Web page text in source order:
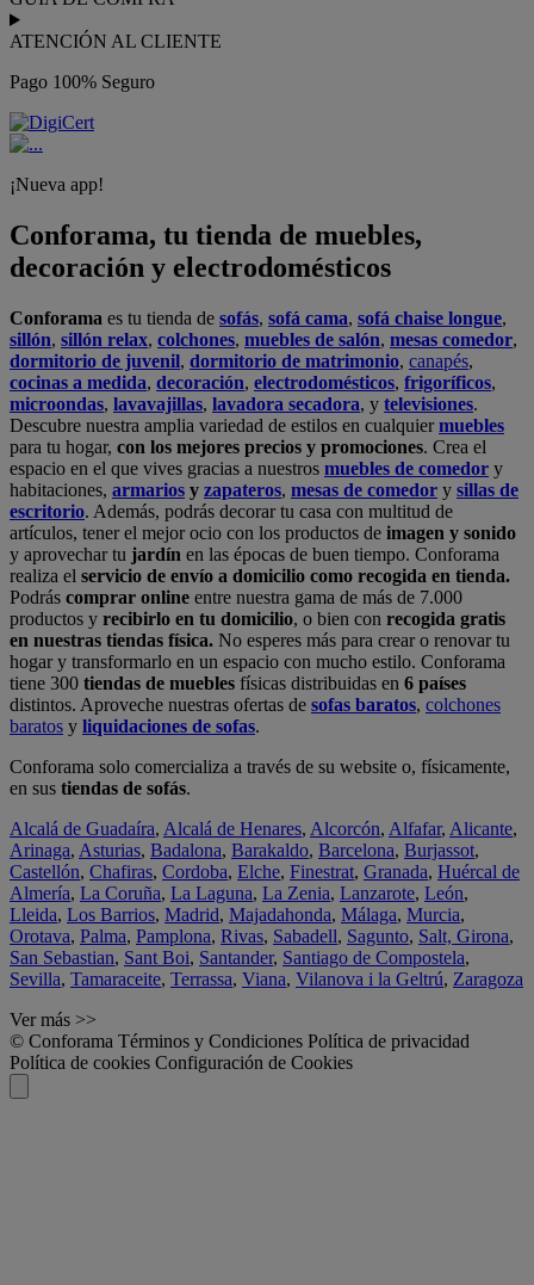
ATENCIÓN AL CLIENTE
Pago 100% Seguro
¡Nueva app!
Conforama, tu tienda de muebles,
decoración y electrodomésticos
Conforama es tu tienda de sofás, sofá cama, sofá chaise longue,
sillón, sillón relax, colchones, muebles de salón, mesas comedor,
dormitorio de juvenil, dormitorio de matrimonio, canapés,
cocinas a medida, decoración, electrodomésticos, frigoríficos,
microondas, lavavajillas, lavadora secadora, y televisiones.
Descubre nuestra amplia variedad de estilos en cualquiermuebles
para tu hogar, con los mejores precios y promociones. Crea el
espacio en el que vives gracias a nuestros muebles de comedor y
habitaciones, armarios y zapateros, mesas de comedor y sillas de
escritorio. Además, podrás decorar tu casa con multitud de
artículos, tener el mejor ocio con los productos de imagen y sonido
y aprovechar tu jardín en las épocas de buen tiempo. Conforama
realiza el servicio de envío a domicilio como recogida en tienda.
Podrás comprar online entre nuestra gama de más de 7.000
productos y recibirlo en tu domicilio, o bien con recogida gratis
en nuestras tiendas física. No esperes más para crear o renovar tu
hogar y transformarlo en un espacio con mucho estilo. Conforama
tiene 300 tiendas de muebles físicas distribuidas en 6 países
distintos. Aproveche nuestras ofertas de sofas baratos, colchones
baratos y liquidaciones de sofas.
Conforama solo comercializa a través de su website o, físicamente,
en sus tiendas de sofás.
Alcalá de Guadaíra, Alcalá de Henares, Alcorcón, Alfafar, Alicante,
Arinaga, Asturias, Badalona, Barakaldo, Barcelona, Burjassot,
Castellón, Chafiras, Cordoba, Elche, Finestrat, Granada, Huércal de
Almería, La Coruña, La Laguna, La Zenia, Lanzarote, León,
Lleida, Los Barrios, Madrid, Majadahonda, Málaga, Murcia,
Orotava, Palma, Pamplona, Rivas, Sabadell, Sagunto, Salt, Girona,
San Sebastian, Sant Boi, Santander, Santiago de Compostela,
Sevilla, Tamaraceite, Terrassa, Viana, Vilanova i la Geltrú, Zaragoza
Ver más >>
© Conforama Términos y Condiciones Política de privacidad
Política de cookies Configuración de Cookies